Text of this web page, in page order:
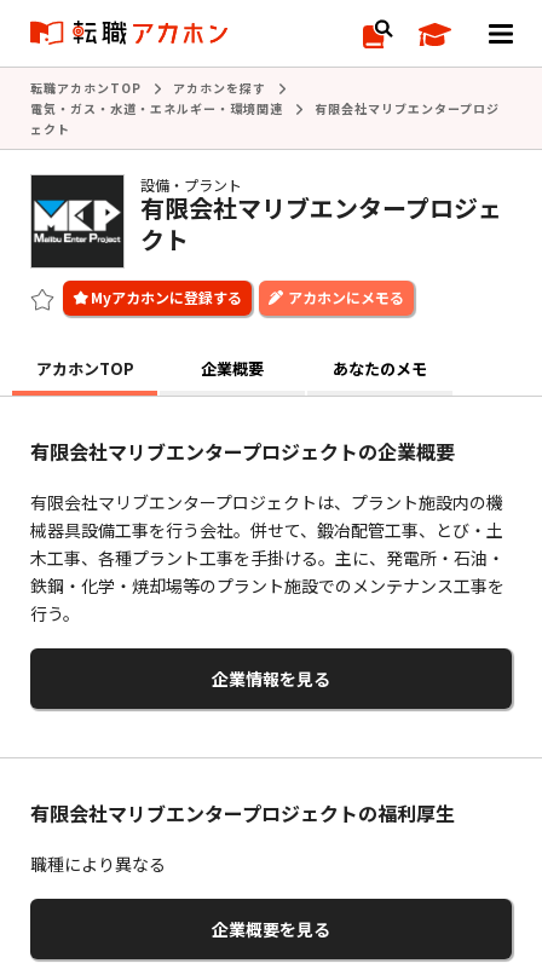
転職アカホンTOP
アカホンを探す
電気・ガス・水道・エネルギー・環境関連
有限会社マリブエンタープロジ
ェクト
設備・プラント
有限会社マリブエンタープロジェ
クト
アカホンにメモる
アカホンTOP 企業概要 あなたのメモ
有限会社マリブエンタープロジェクトの企業概要
有限会社マリブエンタープロジェクトは、プラント施設内の機
械器具設備工事を行う会社。併せて、鍛冶配管工事、とび・土
木工事、各種プラント工事を手掛ける。主に、発電所・石油・
鉄鋼・化学・焼却場等のプラント施設でのメンテナンス工事を
行う。
企業情報を見る
有限会社マリブエンタープロジェクトの福利厚生
職種により異なる
企業概要を見る